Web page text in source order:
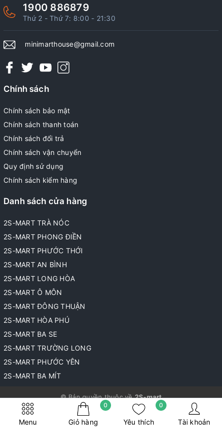
Menu Giỏ hàng
0
Yêu thích
0
Tài khoản
1900 886879
Thứ 2 - Thứ 7: 8:00 - 21:30
minimarthouse@gmail.com
Chính sách
Chính sách bảo mật
Chính sách thanh toán
Chính sách đổi trả
Chính sách vận chuyển
Quy định sử dụng
Chính sách kiểm hàng
Danh sách cửa hàng
2S-MART TRÀ NÓC
2S-MART PHONG ĐIỀN
2S-MART PHƯỚC THỚI
2S-MART AN BÌNH
2S-MART LONG HÒA
2S-MART Ô MÔN
2S-MART ĐÔNG THUẬN
2S-MART HÒA PHÚ
2S-MART BA SE
2S-MART TRƯỜNG LONG
2S-MART PHƯỚC YÊN
2S-MART BA MÍT
© Bản quyền thuộc về2S-mart
Cung cấp bởi
Sapo